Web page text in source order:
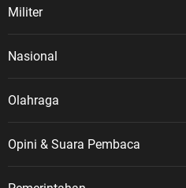
Militer
Nasional
Olahraga
Opini & Suara Pembaca